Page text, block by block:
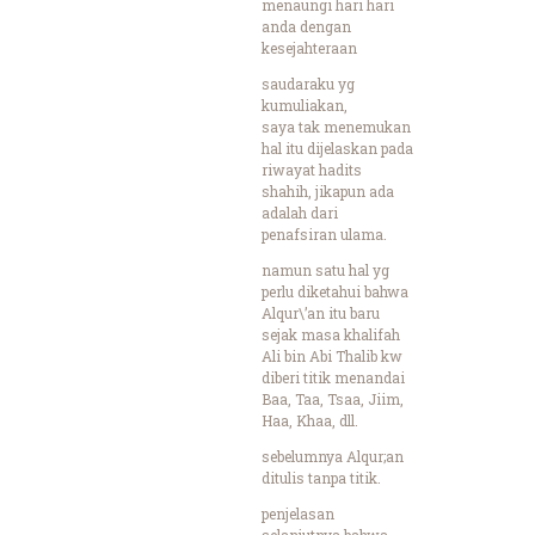
menaungi hari hari
anda dengan
kesejahteraan
saudaraku yg
kumuliakan,
saya tak menemukan
hal itu dijelaskan pada
riwayat hadits
shahih, jikapun ada
adalah dari
penafsiran ulama.
namun satu hal yg
perlu diketahui bahwa
Alqur\’an itu baru
sejak masa khalifah
Ali bin Abi Thalib kw
diberi titik menandai
Baa, Taa, Tsaa, Jiim,
Haa, Khaa, dll.
sebelumnya Alqur;an
ditulis tanpa titik.
penjelasan